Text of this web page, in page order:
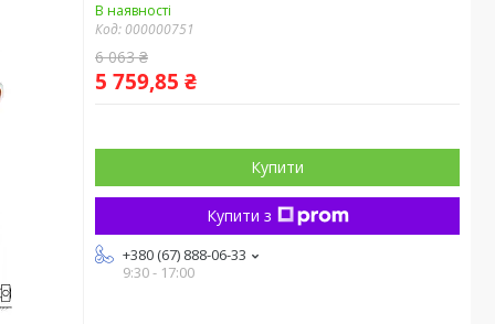
В наявності
Код: 000000751
6 063 ₴
5 759,85 ₴
Купити
Купити з
+380 (67) 888-06-33
9:30 - 17:00